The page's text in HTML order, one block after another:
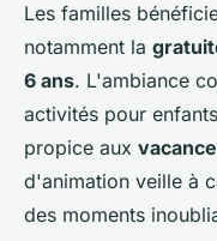
Les familles
notamment la
6 ans. L'ambiance
activités pour
propice aux
d'animation veille à
des moments